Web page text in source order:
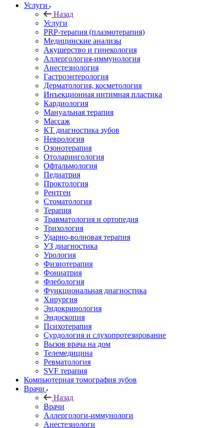
Услуги
Назад
Услуги
PRP-терапия (плазмотерапия)
Медицинские анализы
Акушерство и гинекология
Аллергология-иммунология
Анестезиология
Гастроэнтерология
Дерматология, косметология
Инъекционная интимная пластика
Кардиология
Мануальная терапия
Массаж
КТ диагностика зубов
Неврология
Озонотерапия
Отоларингология
Офтальмология
Педиатрия
Проктология
Рентген
Стоматология
Терапия
Травматология и ортопедия
Трихология
Ударно-волновая терапия
УЗ диагностика
Урология
Физиотерапия
Фониатрия
Флебология
Функциональная диагностика
Хирургия
Эндокринология
Эндоскопия
Психотерапия
Сурдология и слухопротезирование
Вызов врача на дом
Телемедицина
Ревматология
SVF терапия
Компьютерная томография зубов
Врачи
Назад
Врачи
Аллергологи-иммунологи
Анестезиологи